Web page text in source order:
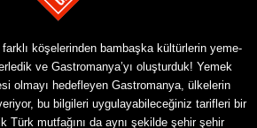
farklı köşelerinden bambaşka kültürlerin yeme-
ve Gastromanya’yı oluşturduk! Yemek
olmayı hedefleyen Gastromanya, ülkelerin
bu bilgileri uygulayabileceğiniz tarifleri bir
Türk mutfağını da aynı şekilde şehir şehir